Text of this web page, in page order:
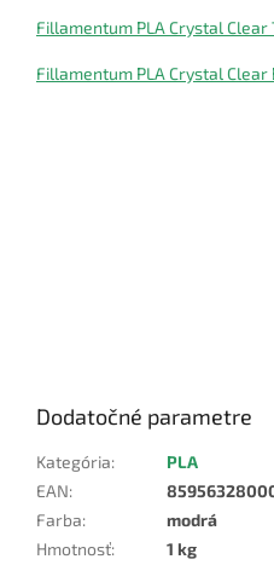
Fillamentum PLA Crystal Clear
Fillamentum PLA Crystal
Dodatočné parametre
Kategória:
PLA
EAN:
Farba:
modrá
Hmotnosť:
1 kg